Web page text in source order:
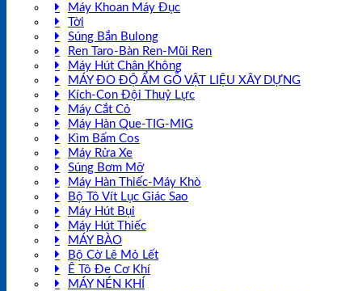
Máy Khoan Máy Đục
Tời
Súng Bắn Bulong
Ren Taro-Bàn Ren-Mũi Ren
Máy Hút Chân Không
MÁY ĐO ĐỘ ẨM GỖ VẬT LIỆU XÂY DỰNG
Kích-Con Đội Thuỷ Lực
Máy Cắt Cỏ
Máy Hàn Que-TIG-MIG
Kìm Bấm Cos
Máy Rửa Xe
Súng Bơm Mỡ
Máy Hàn Thiếc-Máy Khò
Bộ Tô Vít Lục Giác Sao
Máy Hút Bụi
Máy Hút Thiếc
MÁY BÀO
Bộ Cờ Lê Mỏ Lết
Ê Tô Đe Cơ Khí
MÁY NÉN KHÍ